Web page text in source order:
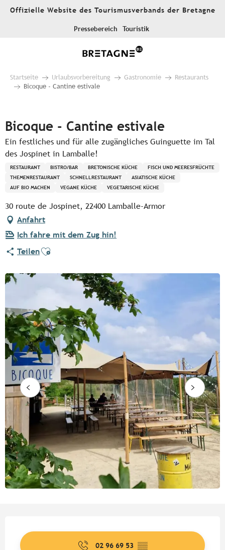
AllerOffizielle Website des Tourismusverbands der Bretagne
Pressebereich Touristik
Startseite Urlaubsvorbereitung Gastronomie
Restaurants
Bicoque - Cantine estivale
Bicoque - Cantine estivale
Ein festliches und für alle zugängliches Guinguette im Tal
des Jospinet in Lamballe!
RESTAURANT BISTRO/BAR BRETONISCHE KÜCHE
FISCH UND MEERESFRÜCHTE
THEMENRESTAURANT
SCHNELLRESTAURANT
ASIATISCHE KÜCHE
AUF BIO MACHEN
VEGANE KÜCHE VEGETARISCHE KÜCHE
30 route de Jospinet, 22400 Lamballe-Armor
Anfahrt
Ich fahre mit dem Zug hin!
TeilenAjouter aux favoris
02 96 69 53 ▒▒